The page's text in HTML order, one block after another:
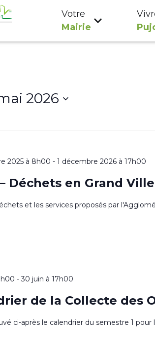
Votre
Mairie
2026
2025 à 8h00 - 1 décembre 2026 à 17h00
– Déchets en Grand
et les services proposés par
-30 juin à 17h00
de la Collecte des
ci-après le calendrier du semestre 1 pour